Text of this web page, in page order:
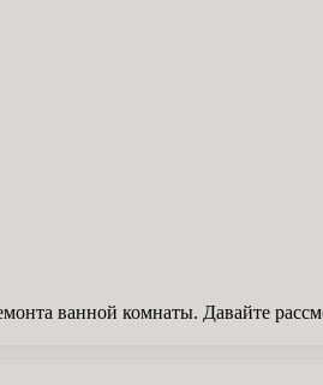
ванной комнаты. Давайте